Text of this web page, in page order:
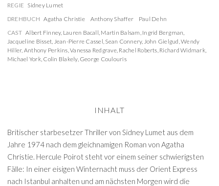
REGIE Sidney Lumet
DREHBUCH Agatha Christie Anthony Shaffer
Paul Dehn
CAST Albert Finney, Lauren Bacall Martin Balsam Ingrid Bergman
Jacqueline Bisset Jean-Pierre Cassel Sean Connery, John Gielgud ,Wendy
Hiller, Anthony Perkins ,Vanessa Redgrave, Rachel Roberts Richard Widmark,
Michael York, Colin Blakely, George Coulouris
INHALT
Britischer starbesetzer Thriller von Sidney Lumet aus dem
Jahre 1974 nach dem gleichnamigen Roman von Agatha
Christie. Hercule Poirot steht vor einem seiner schwierigsten
Fälle: In einer eisigen Winternacht muss der Orient Express
nach Istanbul anhalten und am nächsten Morgen wird die